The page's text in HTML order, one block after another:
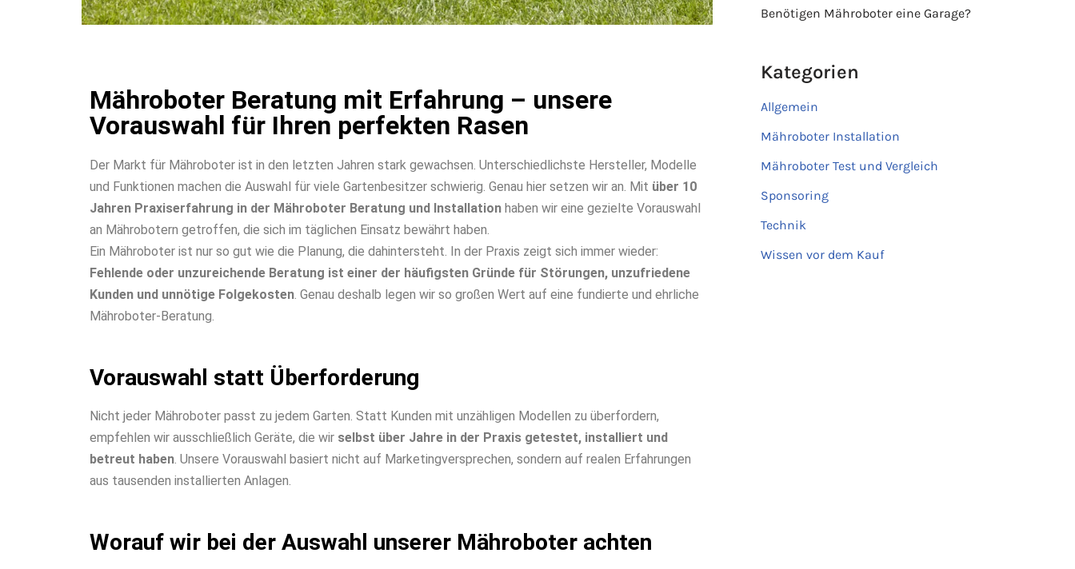
Mähroboter Beratung mit Erfahrung – unsere
Vorauswahl für Ihren perfekten Rasen
Der Markt für Mähroboter ist in den letzten Jahren stark gewachsen. Unterschiedlichste Hersteller, Modelle
und Funktionen machen die Auswahl für viele Gartenbesitzer schwierig. Genau hier setzen wir an. Mit über 10
Jahren Praxiserfahrung in der Mähroboter Beratung und Installation haben wir eine gezielte Vorauswahl
an Mährobotern getroffen, die sich im täglichen Einsatz bewährt haben.
Ein Mähroboter ist nur so gut wie die Planung, die dahintersteht. In der Praxis zeigt sich immer wieder:
Fehlende oder unzureichende Beratung ist einer der häufigsten Gründe für Störungen, unzufriedene
Kunden und unnötige Folgekosten. Genau deshalb legen wir so großen Wert auf eine fundierte und ehrliche
Mähroboter-Beratung.
Vorauswahl statt Überforderung
Nicht jeder Mähroboter passt zu jedem Garten. Statt Kunden mit unzähligen Modellen zu überfordern,
empfehlen wir ausschließlich Geräte, die wir selbst über Jahre in der Praxis getestet, installiert und
betreut haben. Unsere Vorauswahl basiert nicht auf Marketingversprechen, sondern auf realen Erfahrungen
aus tausenden installierten Anlagen.
Worauf wir bei der Auswahl unserer Mähroboter achten
Benötigen Mähroboter eine Garage?
Kategorien
Allgemein
Mähroboter Installation
Mähroboter Test und Vergleich
Sponsoring
Technik
Wissen vor dem Kauf